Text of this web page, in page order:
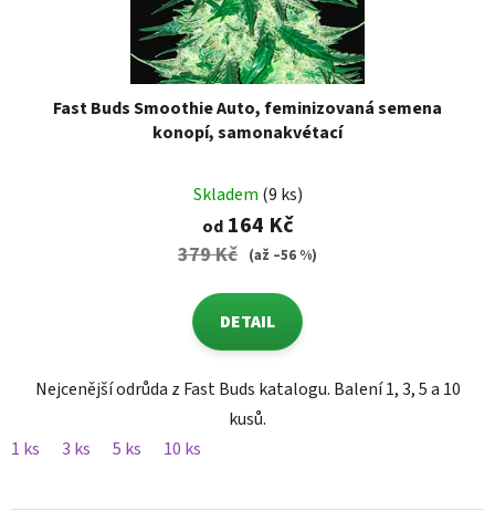
Fast Buds Smoothie Auto, feminizovaná semena
konopí, samonakvétací
Skladem (9 ks)
od164 Kč
379 Kč (až –56 %)
DETAIL
Nejcenější odrůda z Fast Buds katalogu. Balení 1, 3, 5 a 10
kusů.
1 ks
3 ks 5 ks 10 ks